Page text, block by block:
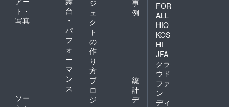
ト・
写真
台
・
パ
フ
ォ
ー
マ
ン
ス
ソー
ジ
ェ
ク
ト
の
作
り
方
事
例
プ
ロ
ジ
統
計
デ
FOR
ALL
HIO
KOS
HI
JFA
クラ
ウド
ファ
ン
ディ